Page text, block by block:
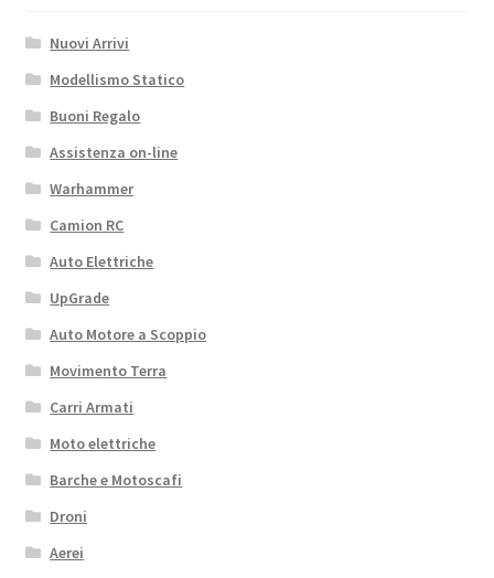
Nuovi Arrivi
Modellismo Statico
Buoni Regalo
Assistenza on-line
Warhammer
Camion RC
Auto Elettriche
UpGrade
Auto Motore a Scoppio
Movimento Terra
Carri Armati
Moto elettriche
Barche e Motoscafi
Droni
Aerei